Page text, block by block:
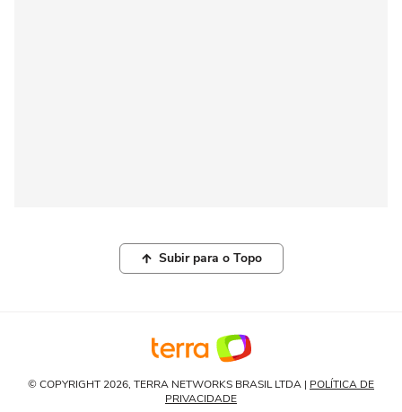
Subir para o Topo
© COPYRIGHT 2026, TERRA NETWORKS BRASIL LTDA | POLÍTICA DE
PRIVACIDADE